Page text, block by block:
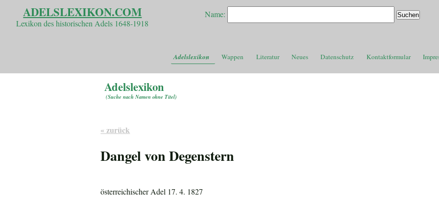
ADELSLEXIKON.COM
Lexikon des historischen Adels 1648-1918
Name:
Adelslexikon Wappen Literatur Neues Datenschutz Kontaktformular
Adelslexikon
(Suche nach Namen ohne Titel)
« zurück
Dangel von Degenstern
österreichischer Adel 17. 4. 1827